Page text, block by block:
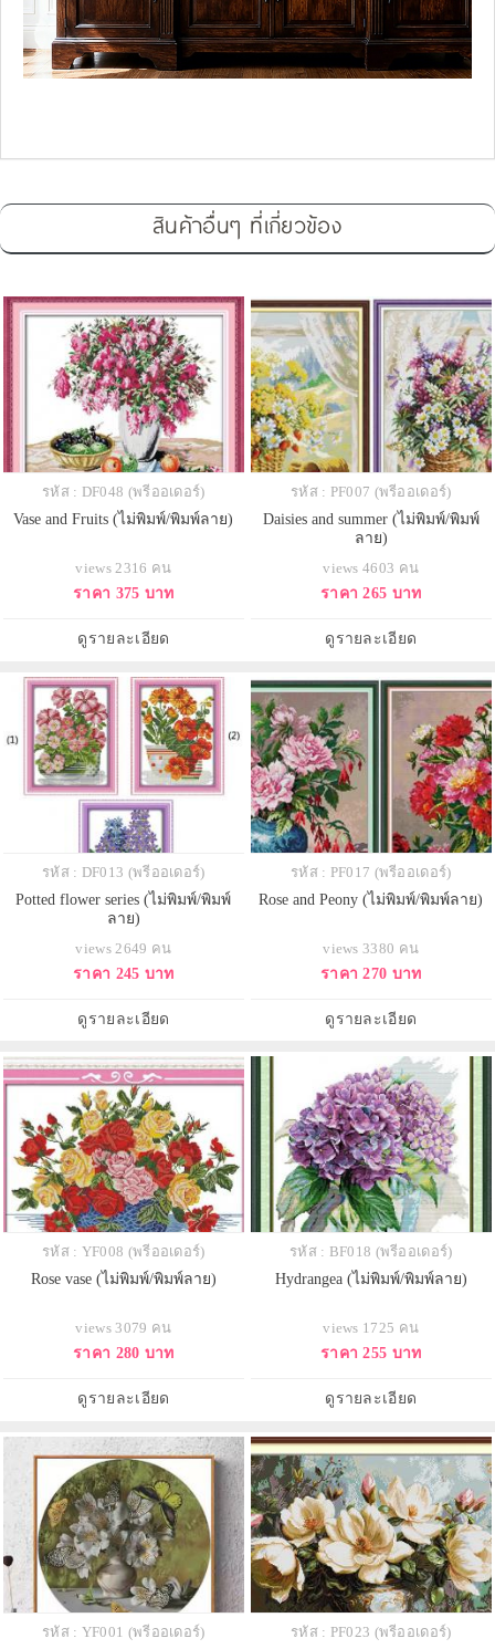
สินค้าอื่นๆ ที่เกี่ยวข้อง
รหัส : DF048 (พรีออเดอร์)
Vase and Fruits (ไม่พิมพ์/พิมพ์ลาย)
views 2316 คน
ราคา 375 บาท
ดูรายละเอียด
รหัส : PF007 (พรีออเดอร์)
Daisies and summer (ไม่พิมพ์/พิมพ์
ลาย)
views 4603 คน
ราคา 265 บาท
ดูรายละเอียด
รหัส : DF013 (พรีออเดอร์)
Potted flower series (ไม่พิมพ์/พิมพ์
ลาย)
views 2649 คน
ราคา 245 บาท
ดูรายละเอียด
รหัส : PF017 (พรีออเดอร์)
Rose and Peony (ไม่พิมพ์/พิมพ์ลาย)
views 3380 คน
ราคา 270 บาท
ดูรายละเอียด
รหัส : YF008 (พรีออเดอร์)
Rose vase (ไม่พิมพ์/พิมพ์ลาย)
views 3079 คน
ราคา 280 บาท
ดูรายละเอียด
รหัส : BF018 (พรีออเดอร์)
Hydrangea (ไม่พิมพ์/พิมพ์ลาย)
views 1725 คน
ราคา 255 บาท
ดูรายละเอียด
รหัส : YF001 (พรีออเดอร์)
รหัส : PF023 (พรีออเดอร์)